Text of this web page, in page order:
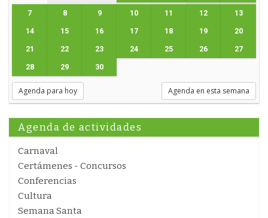
7 8 9 10 11 12 13
14 15 16 17 18 19 20
21 22 23 24 25 26 27
28 29 30
Agenda para hoy Agenda en esta semana
Agenda de actividades
Carnaval
Certámenes - Concursos
Conferencias
Cultura
Semana Santa